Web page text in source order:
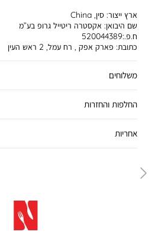
ארץ ייצור: סין, China
שם היבואן: אקסטרה ריטייל גרופ בע”מ
ח.פ.:520044389
כתובת: פארק אפק , רח עמל, 2 ראש העין
משלוחים
החלפות והחזרות
אחריות